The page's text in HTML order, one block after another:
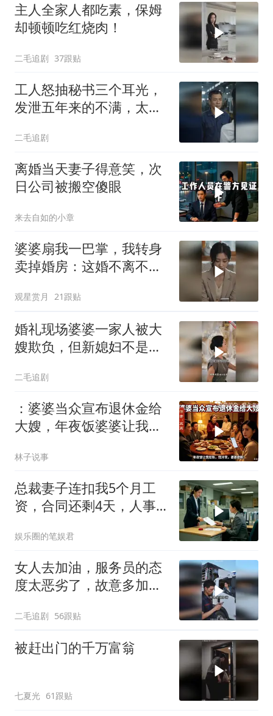
主人全家人都吃素，保姆
却顿顿吃红烧肉！
二毛追剧 37跟贴
工人怒抽秘书三个耳光，
发泄五年来的不满，太解
二毛追剧
离婚当天妻子得意笑，次
日公司被搬空傻眼
来去自如的小章
婆婆扇我一巴掌，我转身
卖掉婚房：这婚不离不
观星赏月 21跟贴
婚礼现场婆婆一家人被大
嫂欺负，但新媳妇不是好
二毛追剧
：婆婆当众宣布退休金给
大嫂，年夜饭婆婆让我结
林子说事
总裁妻子连扣我5个月工
资，合同还剩4天，人事
娱乐圈的笔娱君
女人去加油，服务员的态
度太恶劣了，故意多加油
二毛追剧 56跟贴
被赶出门的千万富翁
七夏光 61跟贴